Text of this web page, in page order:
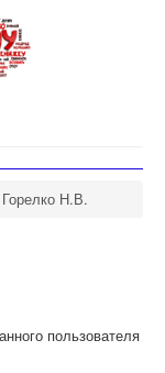
Горелко Н.В.
пользователя